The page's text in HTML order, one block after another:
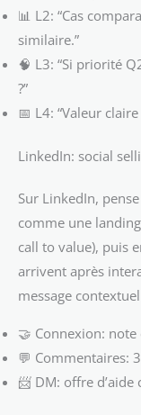
📊 L2: “Cas
similaire.”
🧠 L3: “Si priorité
?”
📅 L4: “Valeur
LinkedIn: social
Sur LinkedIn,
comme une
call to value), puis
arrivent après
message
🤝 Connexion:
💬 Commentaires:
📨 DM: offre